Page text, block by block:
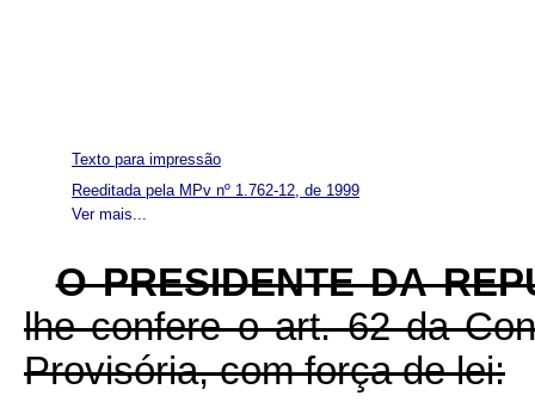
Ver mais...
Texto para impressão
Reeditada pela MPv nº 1.762-12, de 1999
O PRESIDENTE DA
lhe confere o art. 62 da
Provisória, com força de lei: